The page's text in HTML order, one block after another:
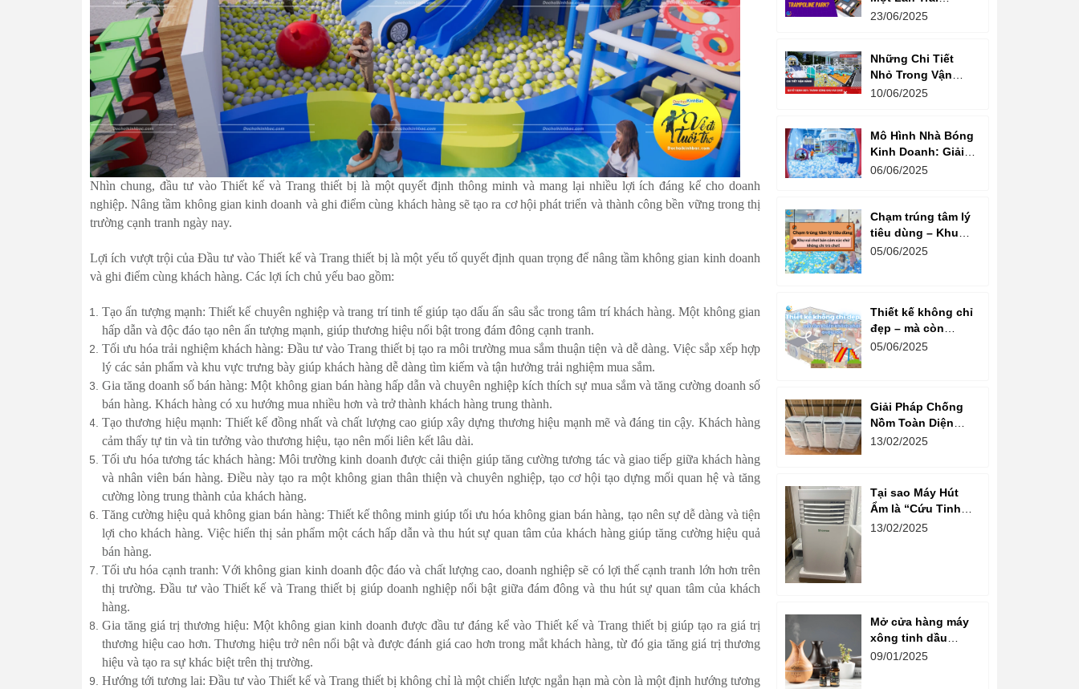
Nhìn chung, đầu tư vào Thiết kế và Trang thiết bị là một quyết định thông minh và mang lại nhiều lợi ích đáng kể cho doanh
nghiệp. Nâng tầm không gian kinh doanh và ghi điểm cùng khách hàng sẽ tạo ra cơ hội phát triển và thành công bền vững trong thị
trường cạnh tranh ngày nay.
Lợi ích vượt trội của Đầu tư vào Thiết kế và Trang thiết bị là một yếu tố quyết định quan trọng để nâng tầm không gian kinh doanh
và ghi điểm cùng khách hàng. Các lợi ích chủ yếu bao gồm:
Tạo ấn tượng mạnh: Thiết kế chuyên nghiệp và trang trí tinh tế giúp tạo dấu ấn sâu sắc trong tâm trí khách hàng. Một không gian
hấp dẫn và độc đáo tạo nên ấn tượng mạnh, giúp thương hiệu nổi bật trong đám đông cạnh tranh.
Tối ưu hóa trải nghiệm khách hàng: Đầu tư vào Trang thiết bị tạo ra môi trường mua sắm thuận tiện và dễ dàng. Việc sắp xếp hợp
lý các sản phẩm và khu vực trưng bày giúp khách hàng dễ dàng tìm kiếm và tận hưởng trải nghiệm mua sắm.
Gia tăng doanh số bán hàng: Một không gian bán hàng hấp dẫn và chuyên nghiệp kích thích sự mua sắm và tăng cường doanh số
bán hàng. Khách hàng có xu hướng mua nhiều hơn và trở thành khách hàng trung thành.
Tạo thương hiệu mạnh: Thiết kế đồng nhất và chất lượng cao giúp xây dựng thương hiệu mạnh mẽ và đáng tin cậy. Khách hàng
cảm thấy tự tin và tin tưởng vào thương hiệu, tạo nên mối liên kết lâu dài.
Tối ưu hóa tương tác khách hàng: Môi trường kinh doanh được cải thiện giúp tăng cường tương tác và giao tiếp giữa khách hàng
và nhân viên bán hàng. Điều này tạo ra một không gian thân thiện và chuyên nghiệp, tạo cơ hội tạo dựng mối quan hệ và tăng
cường lòng trung thành của khách hàng.
Tăng cường hiệu quả không gian bán hàng: Thiết kế thông minh giúp tối ưu hóa không gian bán hàng, tạo nên sự dễ dàng và tiện
lợi cho khách hàng. Việc hiển thị sản phẩm một cách hấp dẫn và thu hút sự quan tâm của khách hàng giúp tăng cường hiệu quả
bán hàng.
Tối ưu hóa cạnh tranh: Với không gian kinh doanh độc đáo và chất lượng cao, doanh nghiệp sẽ có lợi thế cạnh tranh lớn hơn trên
thị trường. Đầu tư vào Thiết kế và Trang thiết bị giúp doanh nghiệp nổi bật giữa đám đông và thu hút sự quan tâm của khách
hàng.
Gia tăng giá trị thương hiệu: Một không gian kinh doanh được đầu tư đáng kể vào Thiết kế và Trang thiết bị giúp tạo ra giá trị
thương hiệu cao hơn. Thương hiệu trở nên nổi bật và được đánh giá cao hơn trong mắt khách hàng, từ đó gia tăng giá trị thương
hiệu và tạo ra sự khác biệt trên thị trường.
Hướng tới tương lai: Đầu tư vào Thiết kế và Trang thiết bị không chỉ là một chiến lược ngắn hạn mà còn là một định hướng tương
Nghiệm Trampoline
Còn Là Một Lối
Sống Năng Động!
23/06/2025
Những Chi Tiết
Nhỏ Trong Vận
Hành Quyết Định
10/06/2025
Mô Hình Nhà Bóng
Kinh Doanh: Giải
Pháp Khởi Nghiệp
06/06/2025
Chạm trúng tâm lý
tiêu dùng – Khu
vui chơi bán cảm
05/06/2025
Thiết kế không chỉ
đẹp – mà còn
khiến khách phải
05/06/2025
Giải Pháp Chống
Nồm Toàn Diện
Cho Khu Vui Chơi:
Thông Gió
13/02/2025
Tại sao Máy Hút
Ẩm là “Cứu Tinh”
cho Khu Vui Chơi
13/02/2025
Mở cửa hàng máy
xông tinh dầu
trong các khu vui
09/01/2025